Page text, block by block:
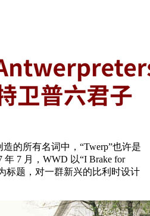
所有名词中，“Twerp”也许是
7 月，WWD 以“I Brake for
标题，对一群新兴的比利时设计